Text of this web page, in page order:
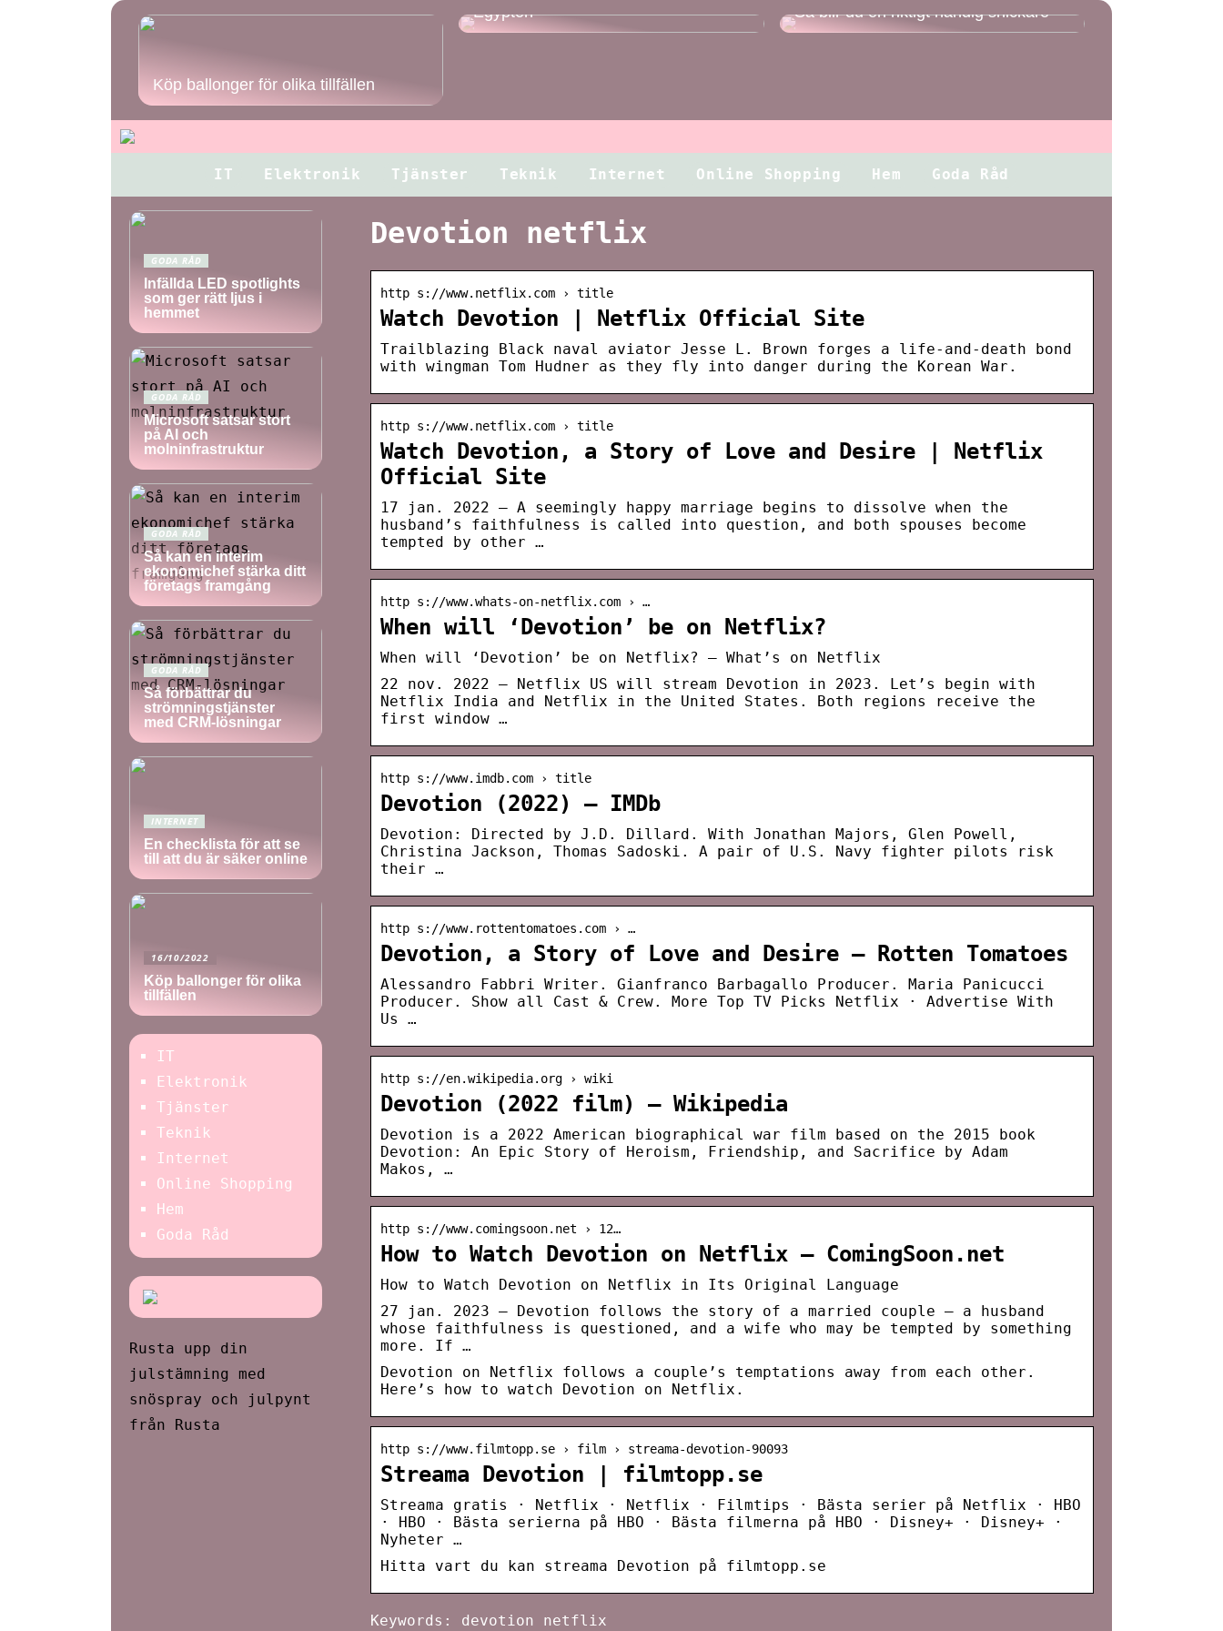
Köp ballonger för olika tillfällen
Egypten
Så blir du en riktigt händig snickare
IT Elektronik Tjänster Teknik Internet Online Shopping Hem Goda Råd
Devotion netflix
http s://www.netflix.com › title
Watch Devotion | Netflix Official Site
Trailblazing Black naval aviator Jesse L. Brown forges a life-and-death bond
with wingman Tom Hudner as they fly into danger during the Korean War.
http s://www.netflix.com › title
Watch Devotion, a Story of Love and Desire | Netflix
Official Site
17 jan. 2022 — A seemingly happy marriage begins to dissolve when the
husband’s faithfulness is called into question, and both spouses become
tempted by other …
http s://www.whats-on-netflix.com › …
When will ‘Devotion’ be on Netflix?
When will ‘Devotion’ be on Netflix? – What’s on Netflix
22 nov. 2022 — Netflix US will stream Devotion in 2023. Let’s begin with
Netflix India and Netflix in the United States. Both regions receive the
first window …
http s://www.imdb.com › title
Devotion (2022) – IMDb
Devotion: Directed by J.D. Dillard. With Jonathan Majors, Glen Powell,
Christina Jackson, Thomas Sadoski. A pair of U.S. Navy fighter pilots risk
their …
http s://www.rottentomatoes.com › …
Devotion, a Story of Love and Desire – Rotten Tomatoes
Alessandro Fabbri Writer. Gianfranco Barbagallo Producer. Maria Panicucci
Producer. Show all Cast & Crew. More Top TV Picks Netflix · Advertise With
Us …
http s://en.wikipedia.org › wiki
Devotion (2022 film) – Wikipedia
Devotion is a 2022 American biographical war film based on the 2015 book
Devotion: An Epic Story of Heroism, Friendship, and Sacrifice by Adam
Makos, …
http s://www.comingsoon.net › 12…
How to Watch Devotion on Netflix – ComingSoon.net
How to Watch Devotion on Netflix in Its Original Language
27 jan. 2023 — Devotion follows the story of a married couple — a husband
whose faithfulness is questioned, and a wife who may be tempted by something
more. If …
Devotion on Netflix follows a couple’s temptations away from each other.
Here’s how to watch Devotion on Netflix.
http s://www.filmtopp.se › film › streama-devotion-90093
Streama Devotion | filmtopp.se
Streama gratis · Netflix · Netflix · Filmtips · Bästa serier på Netflix · HBO
· HBO · Bästa serierna på HBO · Bästa filmerna på HBO · Disney+ · Disney+ ·
Nyheter …
Hitta vart du kan streama Devotion på filmtopp.se
Keywords: devotion netflix
GODA RÅD
Infällda LED spotlights
som ger rätt ljus i
hemmet
GODA RÅD
Microsoft satsar stort
på AI och
molninfrastruktur
GODA RÅD
Så kan en interim
ekonomichef stärka ditt
företags framgång
GODA RÅD
Så förbättrar du
strömningstjänster
med CRM-lösningar
INTERNET
En checklista för att se
till att du är säker online
16/10/2022
Köp ballonger för olika
tillfällen
IT
Elektronik
Tjänster
Teknik
Internet
Online Shopping
Hem
Goda Råd
Rusta upp din
julstämning med
snöspray och julpynt
från Rusta